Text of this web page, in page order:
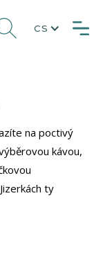
CS
na poctivý
kávou,
ty